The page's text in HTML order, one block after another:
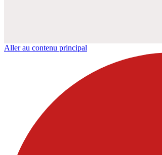
Aller au contenu principal